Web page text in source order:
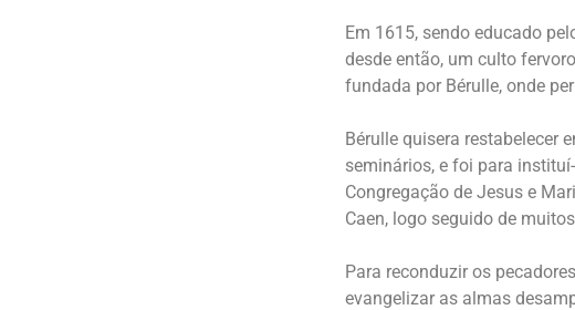
Em 1615, sendo educado
desde então, um culto
fundada por Bérulle, onde
Bérulle quisera restabelecer
seminários, e foi para
Congregação de Jesus e
Caen, logo seguido de
Para reconduzir os
evangelizar as almas